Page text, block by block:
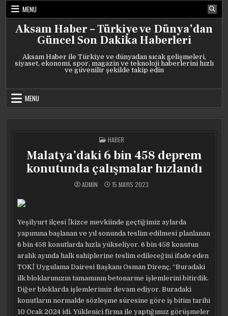
Skip
content
MENU
Aksam Haber – Türkiye ve Dünya’dan
Güncel Son Dakika Haberleri
Aksam Haber ile Türkiye ve dünyadan sıcak gelişmeleri,
siyaset, ekonomi, spor, magazin ve teknoloji haberlerini hızlı
ve güvenilir şekilde takip edin
MENU
POSTED
IN
HABER
Malatya’daki 6 bin 458 deprem
konutunda çalışmalar hızlandı
ADMIN 15 MAYIS 2023
Yeşilyurt ilçesi İkizce mevkiinde geçtiğimiz aylarda
yapımına başlanan ve yıl sonunda teslim edilmesi planlanan
6 bin 458 konutlarda hızla yükseliyor. 6 bin 458 konutun
aralık ayında halk sahiplerine teslim edileceğini ifade eden
TOKİ Uygulama Dairesi Başkanı Osman Direnç, “Buradaki
ilk bloklarımızın tamamının betonarme işlemlerini bitirdik.
Diğer bloklarda işlemlerimiz devam ediyor. Buradaki
konutların normalde sözleşme süresine göre iş bitim tarihi
10 Ocak 2024 idi. Yüklenici firma ile yaptığımız görüşmeler